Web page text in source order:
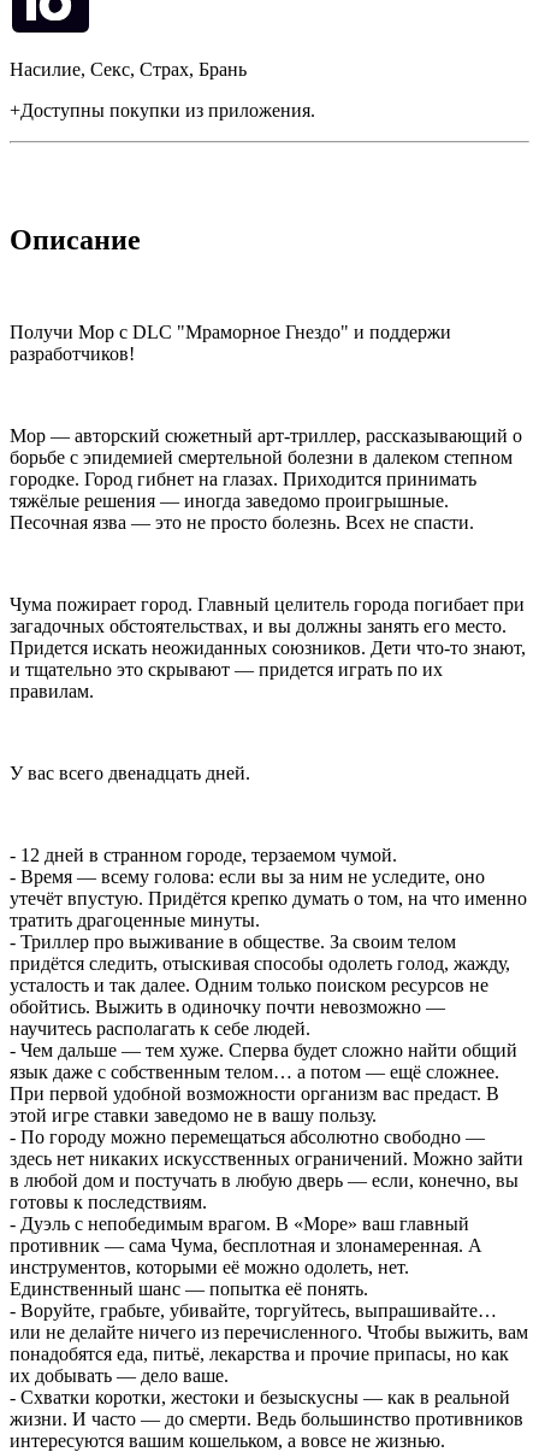
Насилие, Секс, Страх, Брань
+Доступны покупки из приложения.
Описание
Получи Мор с DLC "Мраморное Гнездо" и поддержи
разработчиков!
Мор — авторский сюжетный арт-триллер, рассказывающий о
борьбе с эпидемией смертельной болезни в далеком степном
городке. Город гибнет на глазах. Приходится принимать
тяжёлые решения — иногда заведомо проигрышные.
Песочная язва — это не просто болезнь. Всех не спасти.
Чума пожирает город. Главный целитель города погибает при
загадочных обстоятельствах, и вы должны занять его место.
Придется искать неожиданных союзников. Дети что-то знают,
и тщательно это скрывают — придется играть по их
правилам.
У вас всего двенадцать дней.
- 12 дней в странном городе, терзаемом чумой.
- Время — всему голова: если вы за ним не уследите, оно
утечёт впустую. Придётся крепко думать о том, на что именно
тратить драгоценные минуты.
- Триллер про выживание в обществе. За своим телом
придётся следить, отыскивая способы одолеть голод, жажду,
усталость и так далее. Одним только поиском ресурсов не
обойтись. Выжить в одиночку почти невозможно —
научитесь располагать к себе людей.
- Чем дальше — тем хуже. Сперва будет сложно найти общий
язык даже с собственным телом… а потом — ещё сложнее.
При первой удобной возможности организм вас предаст. В
этой игре ставки заведомо не в вашу пользу.
- По городу можно перемещаться абсолютно свободно —
здесь нет никаких искусственных ограничений. Можно зайти
в любой дом и постучать в любую дверь — если, конечно, вы
готовы к последствиям.
- Дуэль с непобедимым врагом. В «Море» ваш главный
противник — сама Чума, бесплотная и злонамеренная. А
инструментов, которыми её можно одолеть, нет.
Единственный шанс — попытка её понять.
- Воруйте, грабьте, убивайте, торгуйтесь, выпрашивайте…
или не делайте ничего из перечисленного. Чтобы выжить, вам
понадобятся еда, питьё, лекарства и прочие припасы, но как
их добывать — дело ваше.
- Схватки коротки, жестоки и безыскусны — как в реальной
жизни. И часто — до смерти. Ведь большинство противников
интересуются вашим кошельком, а вовсе не жизнью.